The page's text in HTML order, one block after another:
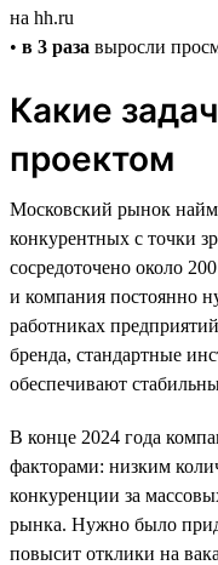
на hh.ru
• в 3 раза выросли
Какие
проектом
Московский рынок
конкурентных с точки
сосредоточено около
и компания постоянно
работниках
бренда, стандартные
обеспечивают
В конце 2024 года
факторами: низким
конкуренции за
рынка. Нужно было
повысит отклики на